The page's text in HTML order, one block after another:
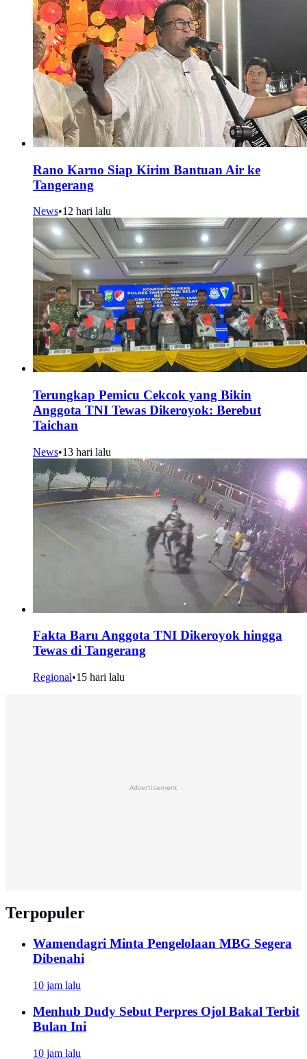
Rano Karno Siap Kirim Bantuan Air ke
Tangerang
News•12 hari lalu
Terungkap Pemicu Cekcok yang Bikin
Anggota TNI Tewas Dikeroyok: Berebut
Taichan
News•13 hari lalu
Fakta Baru Anggota TNI Dikeroyok hingga
Tewas di Tangerang
Regional•15 hari lalu
Advertisement
Terpopuler
Wamendagri Minta Pengelolaan MBG Segera
Dibenahi
10 jam lalu
Menhub Dudy Sebut Perpres Ojol Bakal Terbit
Bulan Ini
10 jam lalu